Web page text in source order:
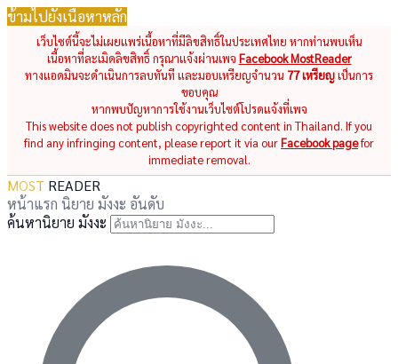
ข้ามไปยังเนื้อหาหลัก
เว็บไซต์นี้จะไม่เผยแพร่เนื้อหาที่มีลิขสิทธิ์ในประเทศไทย หากท่านพบเห็น
เนื้อหาที่ละเมิดลิขสิทธิ์ กรุณาแจ้งผ่านเพจ Facebook MostReader
ทางแอดมินจะดำเนินการลบทันที และมอบเหรียญจำนวน 77 เหรียญเป็นการ
ขอบคุณ
หากพบปัญหาการใช้งานเว็บไซต์โปรดแจ้งที่เพจ
This website does not publish copyrighted content in Thailand. If you
find any infringing content, please report it via ourFacebook pagefor
immediate removal.
MOST READER
หน้าแรก นิยาย มังงะ อันดับ
ค้นหานิยาย มังงะ